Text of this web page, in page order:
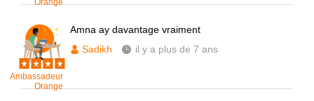
Orange
Ambassadeur
Orange
Amna ay davantage vraiment
Sadikh
il y a plus de 7 ans